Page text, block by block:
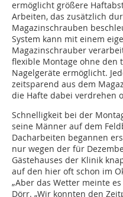
ermöglicht größere
Arbeiten, das zusätzlich
Magazinschrauben
System kann mit einem
Magazinschrauber
flexible Montage ohne den
Nagelgeräte ermöglicht.
zeitsparend aus dem
die Hafte dabei verdrehen
Schnelligkeit bei der
seine Männer auf dem
Dacharbeiten begannen
nur wegen der für
Gästehauses der Klinik
auf den hier oft schon im
„Aber das Wetter meinte
Dörr. „Wir konnten den